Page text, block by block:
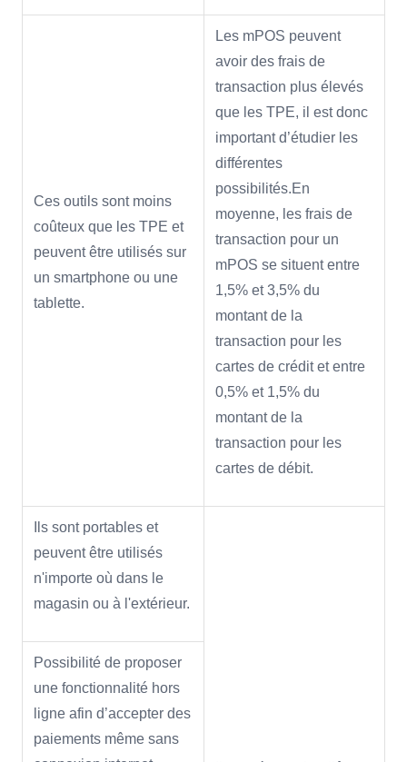
Ces outils sont moins
coûteux que les TPE et
peuvent être utilisés sur
un smartphone ou une
tablette.
Les mPOS peuvent
avoir des frais de
transaction plus élevés
que les TPE, il est donc
important d’étudier les
différentes
possibilités.En
moyenne, les frais de
transaction pour un
mPOS se situent entre
1,5% et 3,5% du
montant de la
transaction pour les
cartes de crédit et entre
0,5% et 1,5% du
montant de la
transaction pour les
cartes de débit.
Ils sont portables et
peuvent être utilisés
n'importe où dans le
magasin ou à l'extérieur.
Possibilité de proposer
une fonctionnalité hors
ligne afin d’accepter des
paiements même sans